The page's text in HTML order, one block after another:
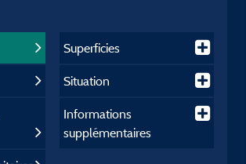
Superficies
Situation
Informations
supplémentaires